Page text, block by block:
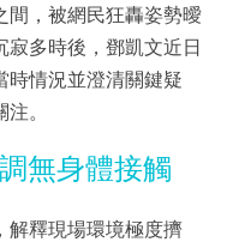
間，被網民狂轟姿勢曖
多時後，鄧凱文近日
時情況並澄清關鍵疑
。
無身體接觸
解釋現場環境極度擠